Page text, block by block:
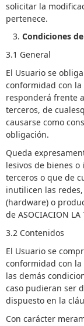
solicitar la
pertenece.
Condiciones
3.1 General
El Usuario se
conformidad con la
responderá frente
terceros, de
causarse como
obligación.
Queda
lesivos de bienes o
terceros o que de
inutilicen las
(hardware) o
de ASOCIACION
3.2 Contenidos
El Usuario se
conformidad con la
las demás
caso pudieran ser
dispuesto en la
Con carácter